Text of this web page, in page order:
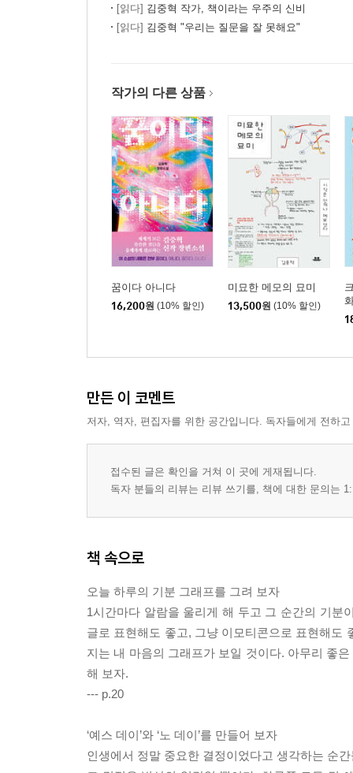
[읽다] 김중혁 작가, 책이라는 우주의 신비
[읽다] 김중혁 "우리는 질문을 잘 못해요"
작가의 다른 상품
꿈이다 아니다
16,200원 (10% 할인)
미묘한 메모의 묘미
13,500원 (10% 할인)
만든 이 코멘트
저자, 역자, 편집자를 위한 공간입니다. 독자들에게 전하
접수된 글은 확인을 거쳐 이 곳에 게재됩니다.
독자 분들의 리뷰는 리뷰 쓰기를, 책에 대한 문의는
책 속으로
오늘 하루의 기분 그래프를 그려 보자
1시간마다 알람을 울리게 해 두고 그 순간의 기분
글로 표현해도 좋고, 그냥 이모티콘으로 표현해도
지는 내 마음의 그래프가 보일 것이다. 아무리 좋
해 보자.
--- p.20
‘예스 데이’와 ‘노 데이’를 만들어 보자
인생에서 정말 중요한 결정이었다고 생각하는 순